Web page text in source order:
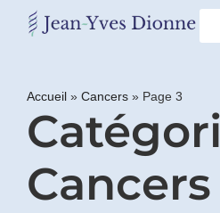
Accueil » Cancers » Page 3
Cancers
en
contact
Obtenez
gratuitement
mon